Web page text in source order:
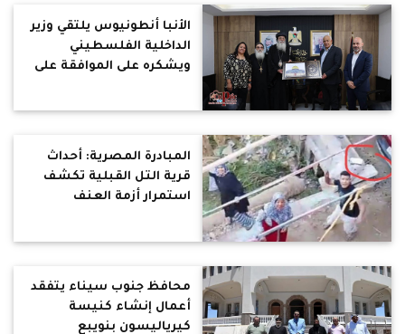
الأنبا أنطونيوس يلتقي وزير
الداخلية الفلسطيني
ويشكره على الموافقة على
المبادرة المصرية: أحداث
قرية التل القبلية تكشف
استمرار أزمة العنف
محافظ جنوب سيناء يتفقد
أعمال إنشاء كنيسة
كيرياليسون بنويبع